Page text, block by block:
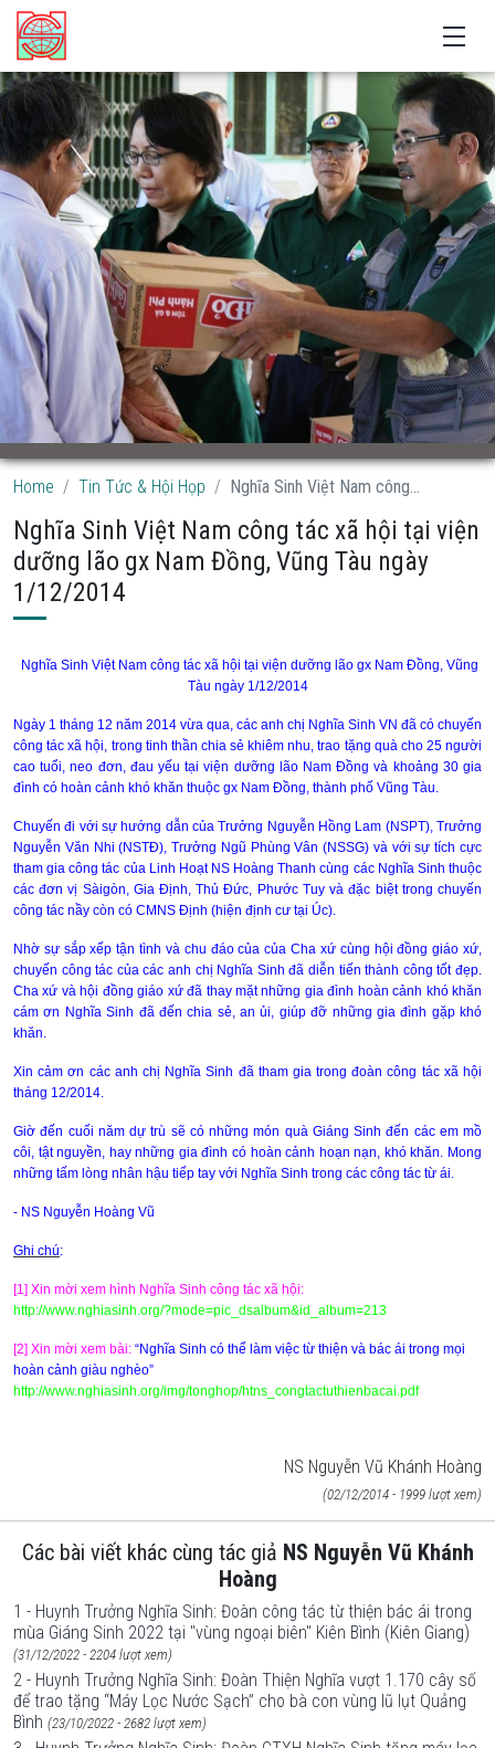
Home Tin Tức & Hội Họp Nghĩa Sinh Việt Nam công...
Nghĩa Sinh Việt Nam công tác xã hội tại viện
dưỡng lão gx Nam Đồng, Vũng Tàu ngày
1/12/2014
Nghĩa Sinh Việt Nam công tác xã hội tại viện dưỡng lão gx Nam Đồng, Vũng
Tàu ngày 1/12/2014
Ngày 1 tháng 12 năm 2014 vừa qua, các anh chị Nghĩa Sinh VN đã có chuyến
công tác xã hội, trong tinh thần chia sẻ khiêm nhu, trao tặng quà cho 25 người
cao tuổi, neo đơn, đau yếu tại viện dưỡng lão Nam Đồng và khoảng 30 gia
đình có hoàn cảnh khó khăn thuộc gx Nam Đồng, thành phố Vũng Tàu.
Chuyến đi với sự hướng dẫn của Trưởng Nguyễn Hồng Lam (NSPT), Trưởng
Nguyễn Văn Nhi (NSTĐ), Trưởng Ngũ Phùng Vân (NSSG) và với sự tích cực
tham gia công tác của Linh Hoạt NS Hoàng Thanh cùng các Nghĩa Sinh thuộc
các đơn vị Sàigòn, Gia Định, Thủ Đức, Phước Tuy và đặc biệt trong chuyến
công tác nầy còn có CMNS Định (hiện định cư tại Úc).
Nhờ sự sắp xếp tận tình và chu đáo của của Cha xứ cùng hội đồng giáo xứ,
chuyến công tác của các anh chị Nghĩa Sinh đã diễn tiến thành công tốt đẹp.
Cha xứ và hội đồng giáo xứ đã thay mặt những gia đình hoàn cảnh khó khăn
cám ơn Nghĩa Sinh đã đến chia sẻ, an ủi, giúp đỡ những gia đình gặp khó
khăn.
Xin cảm ơn các anh chị Nghĩa Sinh đã tham gia trong đoàn công tác xã hội
tháng 12/2014.
Giờ đến cuối năm dự trù sẽ có những món quà Giáng Sinh đến các em mồ
côi, tật nguyền, hay những gia đình có hoàn cảnh hoạn nạn, khó khăn. Mong
những tấm lòng nhân hậu tiếp tay với Nghĩa Sinh trong các công tác từ ái.
- NS Nguyễn Hoàng Vũ
Ghi chú:
[1] Xin mời xem hình Nghĩa Sinh công tác xã hội:
http://www.nghiasinh.org/?mode=pic_dsalbum&id_album=213
[2] Xin mời xem bài: “Nghĩa Sinh có thể làm việc từ thiện và bác ái trong mọi
hoàn cảnh giàu nghèo”
http://www.nghiasinh.org/img/tonghop/htns_congtactuthienbacai.pdf
NS Nguyễn Vũ Khánh Hoàng
(02/12/2014 - 1999 lượt xem)
Các bài viết khác cùng tác giả NS Nguyễn Vũ Khánh
Hoàng
1 - Huynh Trưởng Nghĩa Sinh: Đoàn công tác từ thiện bác ái trong
mùa Giáng Sinh 2022 tại "vùng ngoại biên" Kiên Bình (Kiên Giang)
(31/12/2022 - 2204 lượt xem)
2 - Huynh Trưởng Nghĩa Sinh: Đoàn Thiện Nghĩa vượt 1.170 cây số
để trao tặng “Máy Lọc Nước Sạch” cho bà con vùng lũ lụt Quảng
Bình (23/10/2022 - 2682 lượt xem)